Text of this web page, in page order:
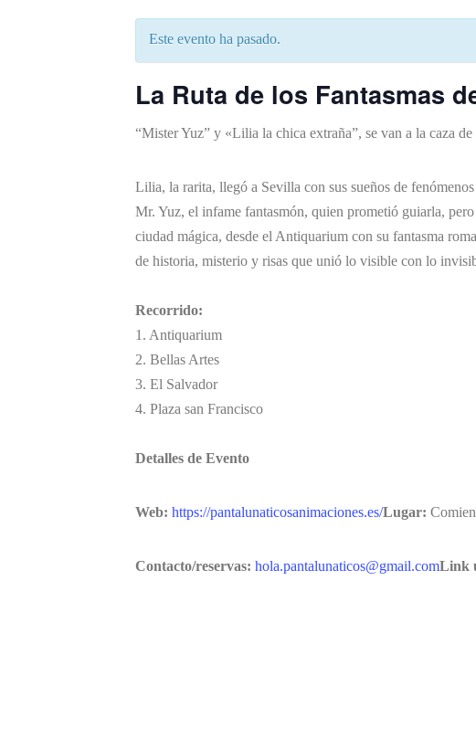
Este evento ha pasado.
La Ruta de los Fantasmas
“Mister Yuz” y «Lilia la chica extraña”, se van a la caza
Lilia, la rarita, llegó a Sevilla con sus sueños de
Mr. Yuz, el infame fantasmón, quien prometió guiarla,
ciudad mágica, desde el Antiquarium con su fantasma
de historia, misterio y risas que unió lo visible con lo
Recorrido:
1. Antiquarium
2. Bellas Artes
3. El Salvador
4. Plaza san Francisco
Detalles de Evento
Web: https://pantalunaticosanimaciones.es/Lugar:
Contacto/reservas: hola.pantalunaticos@gmail.comLink